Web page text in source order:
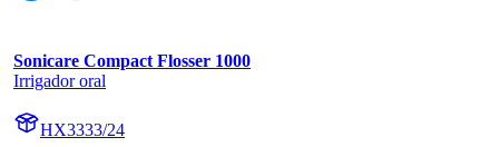
Sonicare Compact Flosser 1000
Irrigador oral
HX3333/24